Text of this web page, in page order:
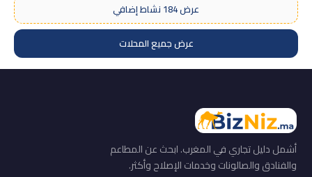
عرض 184 نشاط إضافي
عرض جميع المحلات
أشمل دليل تجاري في المغرب. ابحث عن المطاعم
والفنادق والصالونات وخدمات الإصلاح وأكثر.